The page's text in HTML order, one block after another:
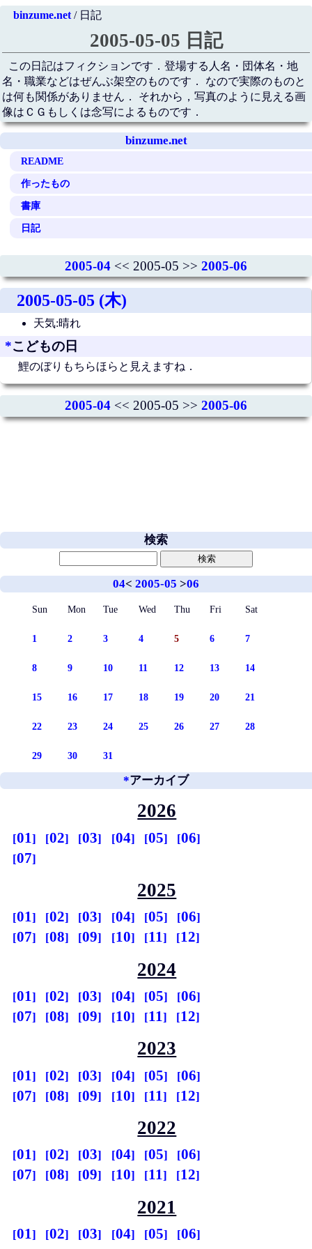
binzume.net/ 日記
2005-05-05 日記
この日記はフィクションです．登場する人名・団体名・地
名・職業などはぜんぶ架空のものです． なので実際のものと
は何も関係がありません． それから，写真のように見える画
像はＣＧもしくは念写によるものです．
binzume.net
README
作ったもの
書庫
日記
2005-04 << 2005-05 >> 2005-06
2005-05-05 (木)
天気:晴れ
*こどもの日
鯉のぼりもちらほらと見えますね．
2005-04 << 2005-05 >> 2005-06
検索
04< 2005-05 >06
Sun Mon Tue Wed Thu Fri Sat
1 2 3 4 5 6 7
8 9 10 11 12 13 14
15 16 17 18 19 20 21
22 23 24 25 26 27 28
29 30 31
*アーカイブ
2026
01 02 03 04 05
06
07
2025
01 02 03 04 05
06
07
08 09 10 11 12
2024
01 02 03 04 05
06
07
08 09 10 11 12
2023
01 02 03 04 05
06
07
08 09 10 11 12
2022
01 02 03 04 05
06
07
08 09 10 11 12
2021
01 02 03 04 05
06